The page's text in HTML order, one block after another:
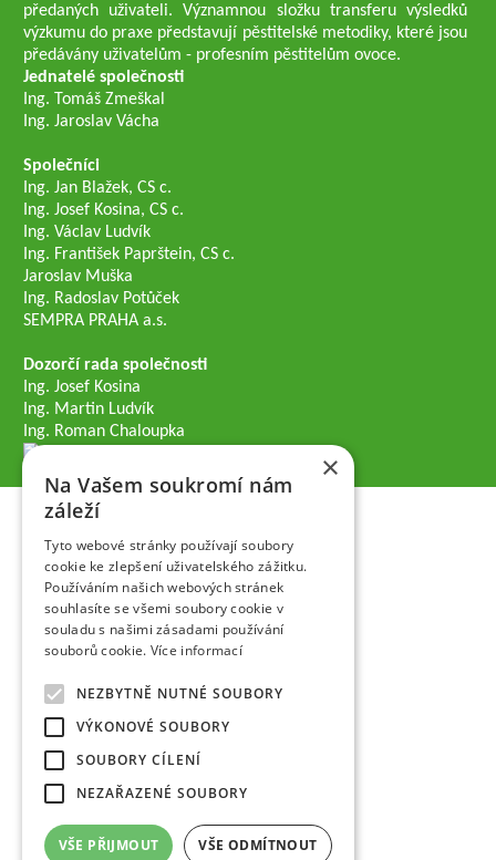
předaných uživateli. Významnou složku transferu výsledků
výzkumu do praxe představují pěstitelské metodiky, které jsou
předávány uživatelům - profesním pěstitelům ovoce.
Jednatelé společnosti
Ing. Tomáš Zmeškal
Ing. Jaroslav Vácha
Společníci
Ing. Jan Blažek, CS c.
Ing. Josef Kosina, CS c.
Ing. Václav Ludvík
Ing. František Paprštein, CS c.
Jaroslav Muška
Ing. Radoslav Potůček
SEMPRA PRAHA a.s.
Dozorčí rada společnosti
Ing. Josef Kosina
Ing. Martin Ludvík
Ing. Roman Chaloupka
×
Na Vašem soukromí nám
záleží
Tyto webové stránky používají soubory
cookie ke zlepšení uživatelského zážitku.
Používáním našich webových stránek
souhlasíte se všemi soubory cookie v
souladu s našimi zásadami používání
souborů cookie. Více informací
NEZBYTNĚ NUTNÉ SOUBORY
VÝKONOVÉ SOUBORY
SOUBORY CÍLENÍ
NEZAŘAZENÉ SOUBORY
VŠE PŘIJMOUT VŠE ODMÍTNOUT